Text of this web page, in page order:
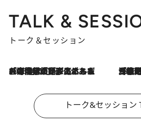
TALK &
トーク＆セッション
2026.8.3
「今後値上げがあるとすれば…」「リスクがあるのは今年の冬」エネルギー専門家が語る、ホルムズ海峡封鎖が家庭にもたらす“ある心配” 「住宅建てられない…」「サーチャージ料の高値が続い
トーク&セッション